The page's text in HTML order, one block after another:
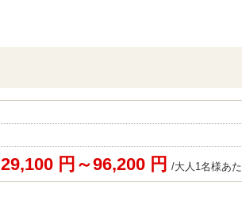
29,100 円～96,200 円 /大人1名様あた